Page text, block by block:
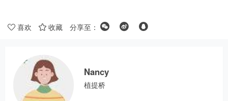
喜欢 收藏 分享至：
Nancy
植提桥